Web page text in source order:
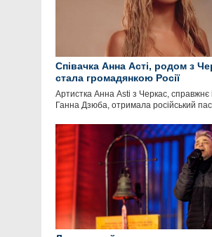
Співачка Анна Асті, родом з
стала громадянкою Росії
Артистка Анна Asti з Черкас, справжнє
Ганна Дзюба, отримала російський